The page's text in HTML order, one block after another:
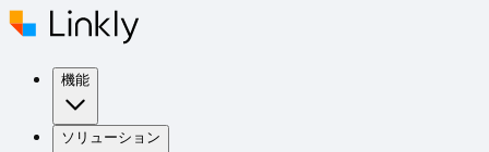
機能
ソリューション